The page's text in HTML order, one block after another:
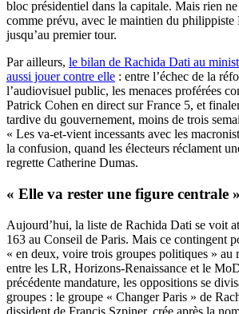
bloc présidentiel dans la capitale. Mais rien ne
comme prévu, avec le maintien du philippiste
jusqu’au premier tour.
Par ailleurs, le bilan de Rachida Dati au
aussi jouer contre elle : entre l’échec de la
l’audiovisuel public, les menaces proférées
Patrick Cohen en direct sur France 5, et
tardive du gouvernement, moins de trois
« Les va-et-vient incessants avec les
la confusion, quand les électeurs réclament
regrette Catherine Dumas.
« Elle va rester une figure centrale »
Aujourd’hui, la liste de Rachida Dati se voit
163 au Conseil de Paris. Mais ce contingent
« en deux, voire trois groupes politiques » au
entre les LR, Horizons-Renaissance et le
précédente mandature, les oppositions se
groupes : le groupe « Changer Paris » de
dissident de Francis Szpiner, crée après la